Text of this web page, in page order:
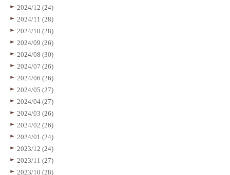
2024/12 (24)
2024/11 (28)
2024/10 (28)
2024/09 (26)
2024/08 (30)
2024/07 (26)
2024/06 (26)
2024/05 (27)
2024/04 (27)
2024/03 (26)
2024/02 (26)
2024/01 (24)
2023/12 (24)
2023/11 (27)
2023/10 (28)